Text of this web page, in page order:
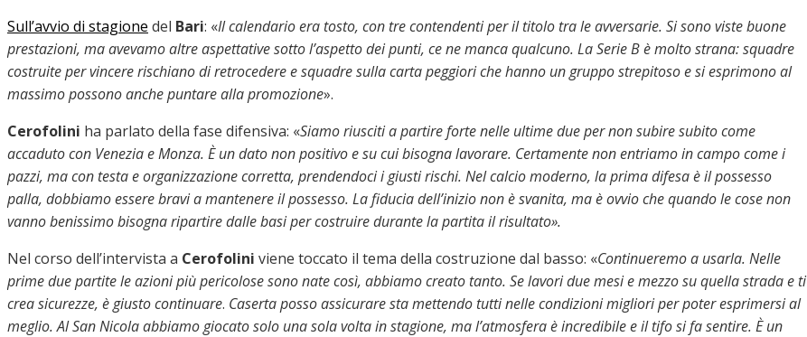
Sull’avvio di stagione del Bari: «Il calendario era tosto, con tre contendenti per il titolo tra le avversarie. Si sono viste buone
prestazioni, ma avevamo altre aspettative sotto l’aspetto dei punti, ce ne manca qualcuno. La Serie B è molto strana: squadre
costruite per vincere rischiano di retrocedere e squadre sulla carta peggiori che hanno un gruppo strepitoso e si esprimono al
massimo possono anche puntare alla promozione».
Cerofolini ha parlato della fase difensiva: «Siamo riusciti a partire forte nelle ultime due per non subire subito come
accaduto con Venezia e Monza. È un dato non positivo e su cui bisogna lavorare. Certamente non entriamo in campo come i
pazzi, ma con testa e organizzazione corretta, prendendoci i giusti rischi. Nel calcio moderno, la prima difesa è il possesso
palla, dobbiamo essere bravi a mantenere il possesso. La fiducia dell’inizio non è svanita, ma è ovvio che quando le cose non
vanno benissimo bisogna ripartire dalle basi per costruire durante la partita il risultato».
Nel corso dell’intervista a Cerofolini viene toccato il tema della costruzione dal basso: «Continueremo a usarla. Nelle
prime due partite le azioni più pericolose sono nate così, abbiamo creato tanto. Se lavori due mesi e mezzo su quella strada e ti
crea sicurezze, è giusto continuare. Caserta posso assicurare sta mettendo tutti nelle condizioni migliori per poter esprimersi al
meglio. Al San Nicolaabbiamo giocato solo una sola volta in stagione, ma l’atmosfera è incredibile e il tifo si fa sentire. È un